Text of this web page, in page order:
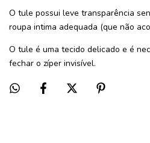
O tule possui leve transparência
roupa intima adequada (que não
O tule é uma tecido delicado e é
fechar o zíper invisível.